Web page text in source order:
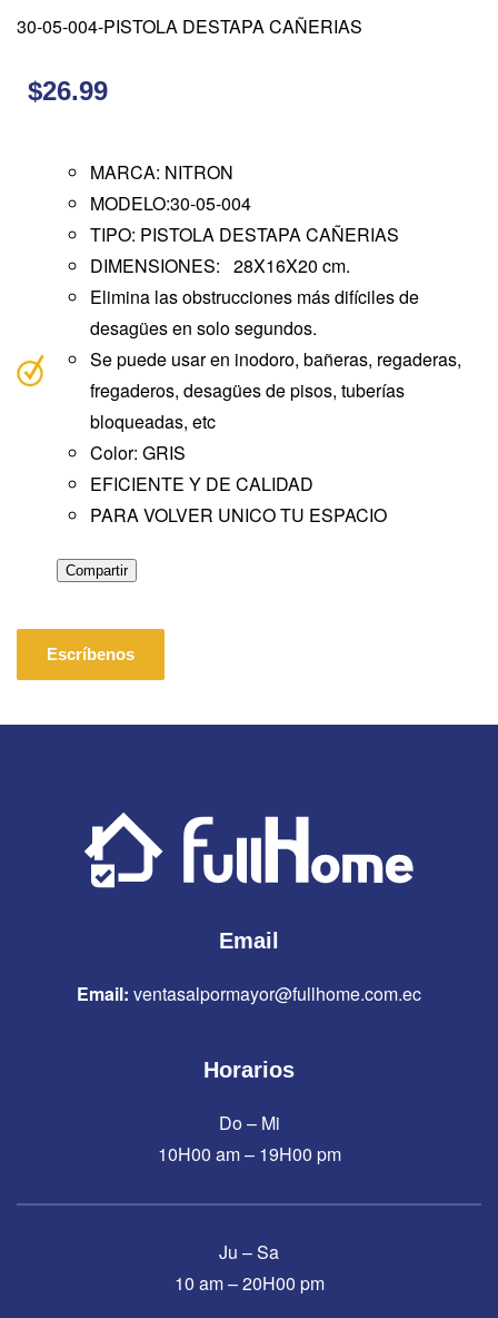
30-05-004-PISTOLA DESTAPA CAÑERIAS
$26.99
MARCA: NITRON
MODELO:30-05-004
TIPO: PISTOLA DESTAPA CAÑERIAS
DIMENSIONES: 28X16X20 cm.
Elimina las obstrucciones más difíciles de
desagües en solo segundos.
Se puede usar en inodoro, bañeras, regaderas,
fregaderos, desagües de pisos, tuberías
bloqueadas, etc
Color: GRIS
EFICIENTE Y DE CALIDAD
PARA VOLVER UNICO TU ESPACIO
Compartir
Escríbenos
Email
Email: ventasalpormayor@fullhome.com.ec
Horarios
Do – Mi
10H00 am – 19H00 pm
Ju – Sa
10 am – 20H00 pm